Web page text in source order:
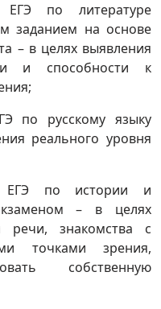
по литературе
заданием на основе
– в целях выявления
и способности к
по русскому языку
реального уровня
ЕГЭ по истории и
– в целях
речи, знакомства с
точками зрения,
собственную